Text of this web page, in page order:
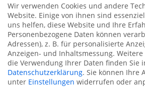
Ich bin mit der Verarbeitung meiner
Datenschutzerklärungeinverstanden.
Wir verwenden Cookies und andere
Website. Einige von ihnen sind
uns helfen, diese Website und Ihre
Personenbezogene Daten können
Adressen), z. B. für personalisierte
Anzeigen- und Inhaltsmessung.
die Verwendung Ihrer Daten finden Sie
Datenschutzerklärung. Sie können Ihre
unter Einstellungen widerrufen oder